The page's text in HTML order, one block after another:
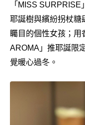
「MISS
耶誕樹與繽紛拐杖糖
矚目的個性女孩；
AROMA」推耶誕限
覺暖心過冬。